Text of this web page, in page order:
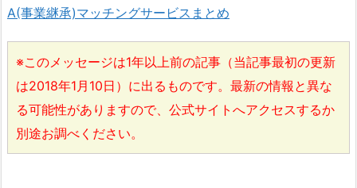
A(事業継承)マッチングサービスまとめ
※このメッセージは1年以上前の記事（当記事最初の更新
は2018年1月10日）に出るものです。最新の情報と異な
る可能性がありますので、公式サイトへアクセスするか
別途お調べください。